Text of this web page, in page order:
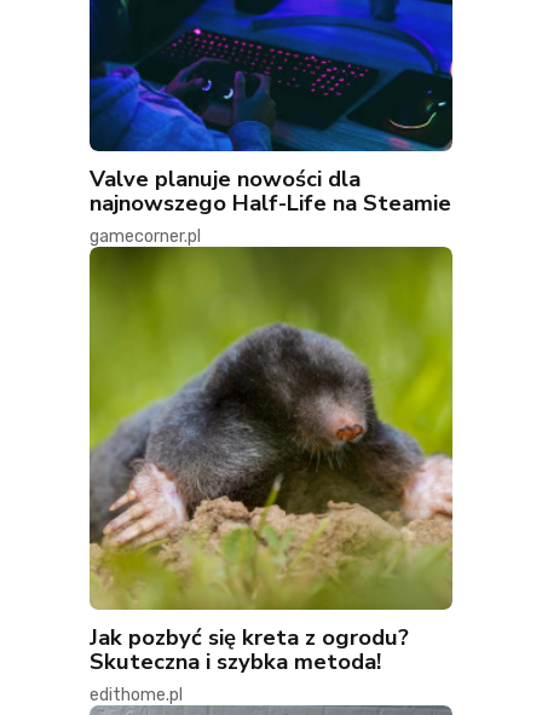
Valve planuje nowości dla
najnowszego Half-Life na Steamie
gamecorner.pl
Jak pozbyć się kreta z ogrodu?
Skuteczna i szybka metoda!
edithome.pl